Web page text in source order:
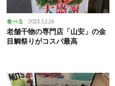
食べる 2021.12.26
老舗干物の専門店「山安」の金
目鯛祭りがコスパ最高